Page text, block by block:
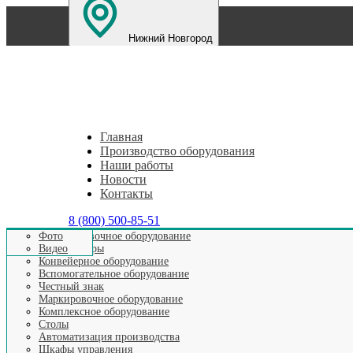
Нижний Новгород
Главная
Производство оборудования
Этикетировочное оборудование
Аппликаторы
Конвейерное оборудование
Вспомогательное оборудование
Честный знак
Маркировочное оборудование
Комплексное оборудование
Столы
Автоматизация производства
Шкафы управления
Наши работы
Фото
Видео
Новости
Контакты
8 (800) 500-85-51